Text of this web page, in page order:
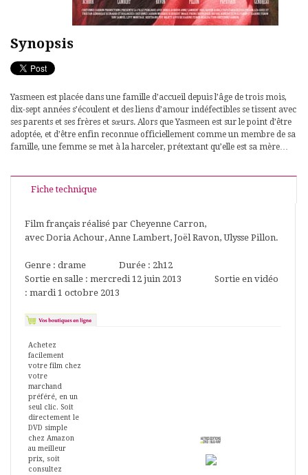
Synopsis
Yasmeen est placée dans une famille d’accueil depuis l’âge de trois mois,
dix-sept années s’écoulent et des liens d’amour indéfectibles se tissent avec
ses parents et ses frères et sœurs. Alors que Yasmeen est sur le point d’être
adoptée, et d’être enfin reconnue officiellement comme un membre de sa
famille, une femme se met à la harceler, prétextant qu’elle est sa mère…
Fiche technique
Film français réalisé par Cheyenne Carron,
avec Doria Achour, Anne Lambert, Joël Ravon, Ulysse Pillon.
Genre : drame Durée : 2h12
Sortie en salle : mercredi 12 juin 2013 Sortie en vidéo
: mardi 1 octobre 2013
Achetez
facilement
votre film chez
votre
marchand
préféré, en un
seul clic. Soit
directement le
DVD simple
chez Amazon
au meilleur
prix, soit
consultez